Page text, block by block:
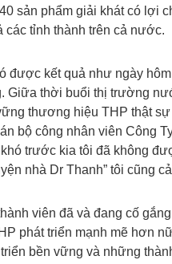
sản phẩm giải khát có lợi
các tỉnh thành trên cả nước.
được kết quả như ngày
Giữa thời buổi thị trường
thương hiệu THP thật
bộ công nhân viên Công
trước kia tôi đã không
nhà Dr Thanh” tôi cũng
viên đã và đang cố
phát triển mạnh mẽ hơn
bền vững và những